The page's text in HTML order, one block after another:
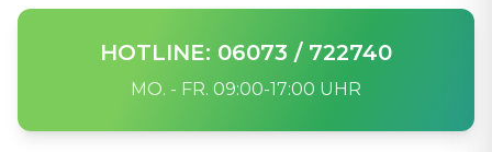
HOTLINE: 06073 / 722740
MO. - FR. 09:00-17:00 UHR